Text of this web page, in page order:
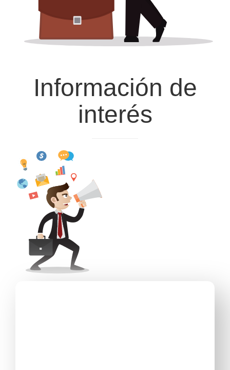
Información de
interés